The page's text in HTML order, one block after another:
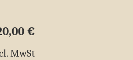
€
MwSt